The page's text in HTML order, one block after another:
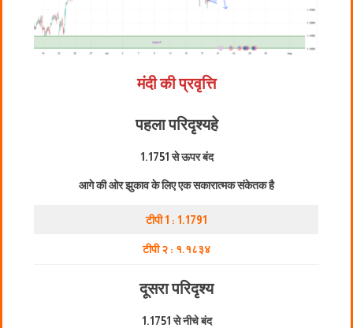
मंदी की प्रवृत्ति
पहला परिदृश्यहे
1.1751 से ऊपर बंद
आगे की ओर झुकाव के लिए एक सकारात्मक संकेतक है
टीपी 1 : 1.1791
टीपी २ : १.१८३४
दूसरा परिदृश्य
1.1751 से नीचे बंद